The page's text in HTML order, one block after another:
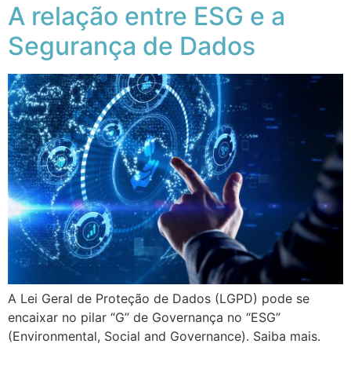
A relação entre ESG e a
Segurança de Dados
A Lei Geral de Proteção de Dados (LGPD) pode se
encaixar no pilar “G” de Governança no “ESG”
(Environmental, Social and Governance). Saiba mais.